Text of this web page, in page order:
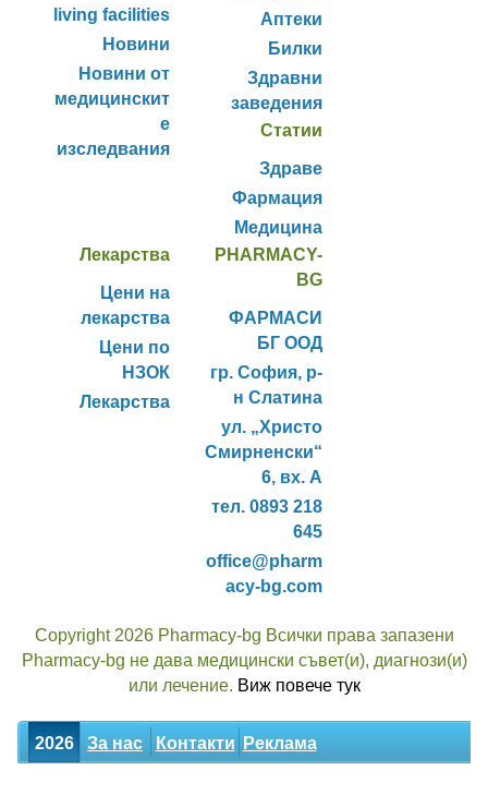
living facilities
Новини
Новини от
медицинскит
е
изследвания
Аптеки
Билки
Здравни
заведения
Статии
Здраве
Фармация
Медицина
Лекарства
Цени на
лекарства
Цени по
НЗОК
Лекарства
PHARMACY-
BG
ФАРМАСИ
БГ ООД
гр. София, р-
н Слатина
ул. „Христо
Смирненски“
6, вх. А
тел. 0893 218
645
office@pharm
acy-bg.com
Copyright 2026 Pharmacy-bg Всички права запазени
Pharmacy-bg не дава медицински съвет(и), диагнози(и)
или лечение. Виж повече тук
2026 За нас Контакти Реклама